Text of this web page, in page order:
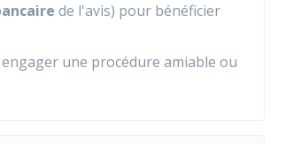
de l'avis) pour bénéficier
une procédure amiable ou